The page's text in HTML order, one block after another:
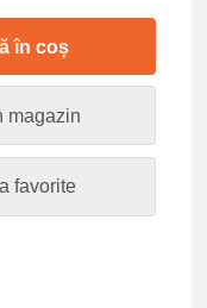
în coș
magazin
favorite